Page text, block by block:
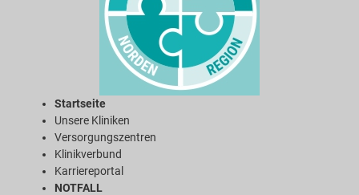
Startseite
Unsere Kliniken
Versorgungszentren
Klinikverbund
Karriereportal
NOTFALL